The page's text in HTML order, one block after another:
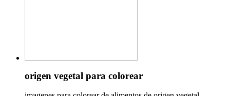
origen vegetal para colorear